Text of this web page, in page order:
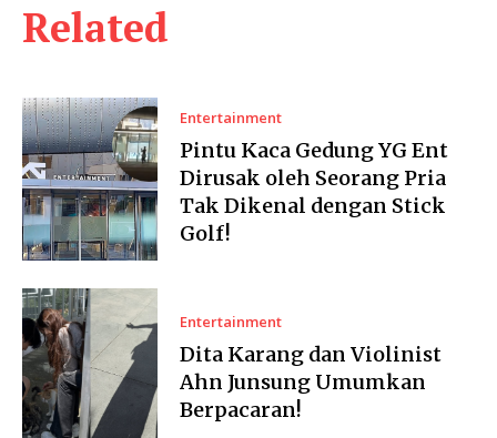
Related
Entertainment
Pintu Kaca Gedung YG Ent
Dirusak oleh Seorang Pria
Tak Dikenal dengan Stick
Golf!
Entertainment
Dita Karang dan Violinist
Ahn Junsung Umumkan
Berpacaran!